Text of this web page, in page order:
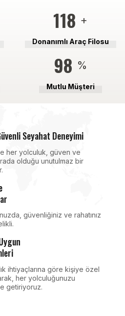
121 +
Donanımlı Araç Filosu
100 %
Mutlu Müşteri
Seyahat Deneyimi
her yolculuk, güven ve
olduğu unutulmaz bir
güvenliğiniz ve rahatınız
ihtiyaçlarına göre kişiye özel
her yolculuğunuzu
getiriyoruz.